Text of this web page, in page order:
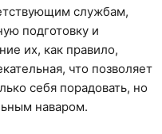
службам,
подготовку и
их, как правило,
что позволяет
себя порадовать, но
наваром.